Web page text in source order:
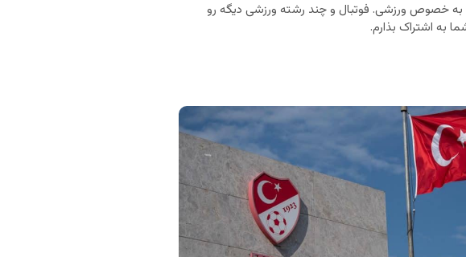
خصوص ورزشی. فوتبال و چند رشته ورزشی دیگه رو
به اشتراک بذارم.